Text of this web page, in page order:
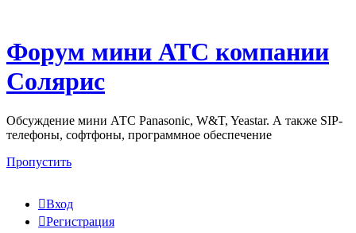
Форум мини АТС компании
Солярис
Обсуждение мини АТС Panasonic, W&T, Yeastar. А также SIP-
телефоны, софтфоны, программное обеспечение
Пропустить
Вход
Регистрация